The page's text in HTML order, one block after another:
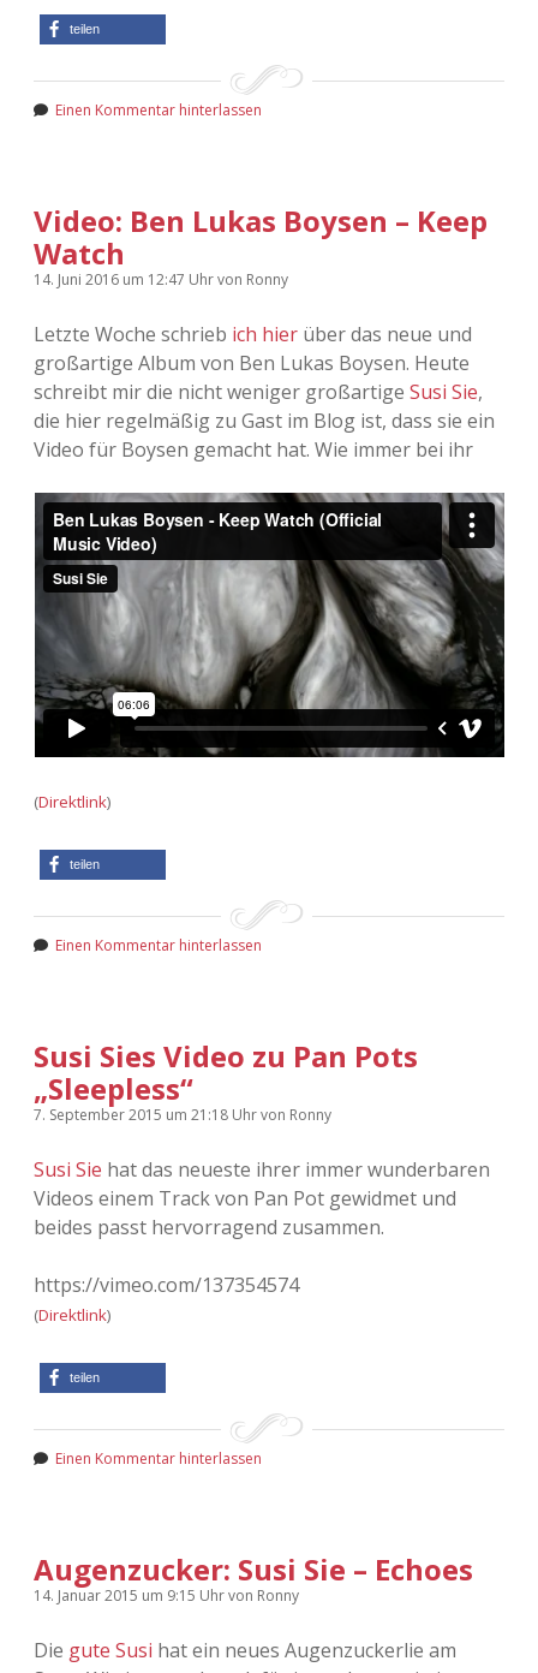
Adventskalender 2022
teilen
Einen Kommentar hinterlassen
Video: Ben Lukas Boysen – Keep
Watch
14. Juni 2016 um 12:47 Uhrvon Ronny
Letzte Woche schrieb ich hier über das neue und
großartige Album von Ben Lukas Boysen. Heute
schreibt mir die nicht weniger großartige Susi Sie,
die hier regelmäßig zu Gast im Blog ist, dass sie ein
Video für Boysen gemacht hat. Wie immer bei ihr
(Direktlink)
teilen
Einen Kommentar hinterlassen
Susi Sies Video zu Pan Pots
„Sleepless“
7. September 2015 um 21:18 Uhrvon Ronny
Susi Sie hat das neueste ihrer immer wunderbaren
Videos einem Track von Pan Pot gewidmet und
beides passt hervorragend zusammen.
https://vimeo.com/137354574
(Direktlink)
teilen
Einen Kommentar hinterlassen
Augenzucker: Susi Sie – Echoes
14. Januar 2015 um 9:15 Uhrvon Ronny
Die gute Susi hat ein neues Augenzuckerlie am